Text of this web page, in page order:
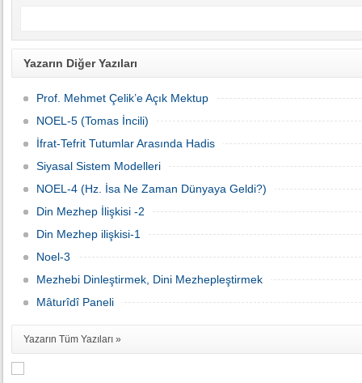
Yazarın Diğer Yazıları
Prof. Mehmet Çelik’e Açık Mektup
NOEL-5 (Tomas İncili)
İfrat-Tefrit Tutumlar Arasında Hadis
Siyasal Sistem Modelleri
NOEL-4 (Hz. İsa Ne Zaman Dünyaya Geldi?)
Din Mezhep İlişkisi -2
Din Mezhep ilişkisi-1
Noel-3
Mezhebi Dinleştirmek, Dini Mezhepleştirmek
Mâturîdî Paneli
Yazarın Tüm Yazıları »